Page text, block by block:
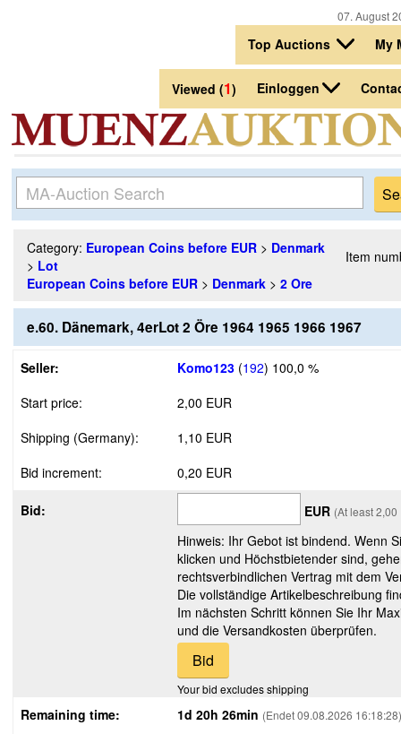
07. August
Top Auctions My
Viewed (1) Einloggen
Category: European Coins before EUR > Denmark
> Lot
European Coins before EUR > Denmark > 2 Ore
Item
e.60. Dänemark, 4erLot 2 Öre 1964 1965 1966 1967
Seller: Komo123 (192) 100,0 %
Start price:
2,00 EUR
Shipping (Germany):
1,10 EUR
Bid increment:
0,20 EUR
Bid: EUR (At least 2,00
Hinweis: Ihr Gebot ist bindend. Wenn
klicken und Höchstbietender sind,
rechtsverbindlichen Vertrag mit dem
Die vollständige Artikelbeschreibung
Im nächsten Schritt können Sie Ihr
und die Versandkosten überprüfen.
Your bid excludes shipping
Remaining time: 1d 20h 26min (Endet 09.08.2026 16:18:28)